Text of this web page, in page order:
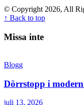
© Copyright 2026, All
↑ Back to top
Missa inte
Blogg
Dörrstopp i
juli 13, 2026